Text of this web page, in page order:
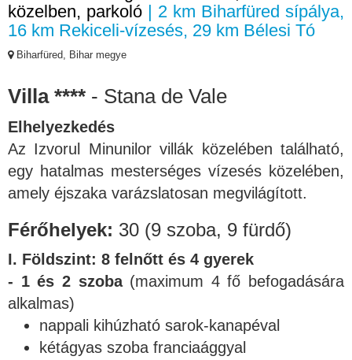
közelben, parkoló | 2 km Biharfüred sípálya,
16 km Rekiceli-vízesés, 29 km Bélesi Tó
Biharfüred, Bihar megye
Villa **** - Stana de Vale
Elhelyezkedés
Az Izvorul Minunilor villák közelében található,
egy hatalmas mesterséges vízesés közelében,
amely éjszaka varázslatosan megvilágított.
Férőhelyek: 30 (9 szoba, 9 fürdő)
I. Földszint: 8 felnőtt és 4 gyerek
- 1 és 2 szoba (maximum 4 fő befogadására
alkalmas)
nappali kihúzható sarok-kanapéval
kétágyas szoba franciaággyal